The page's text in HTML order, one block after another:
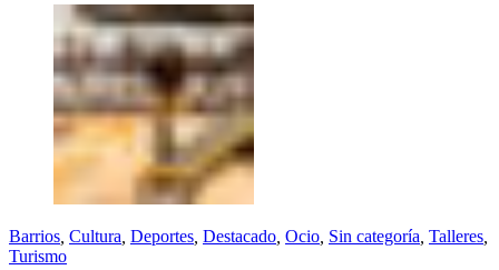
Barrios Cultura Deportes Destacado Ocio Sin categoría Talleres
Turismo